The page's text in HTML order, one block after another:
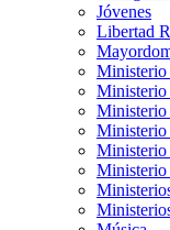
Jóvenes
Libertad
Ministerio
Ministerio
Ministerio
Ministerio
Ministerio